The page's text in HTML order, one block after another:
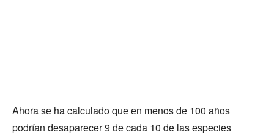
Ahora se ha calculado que en menos de 100 años
podrían desaparecer 9 de cada 10 de las especies